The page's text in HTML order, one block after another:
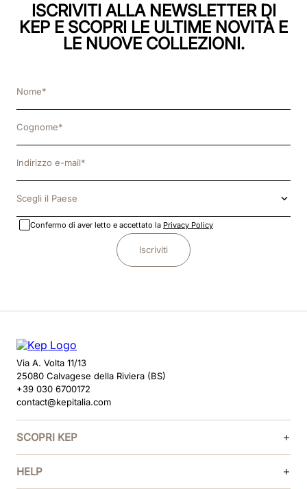
ISCRIVITI ALLA NEWSLETTER DI
KEP E SCOPRI LE ULTIME NOVITÀ E
LE NUOVE COLLEZIONI.
Scegli il Paese
Confermo di aver letto e accettato la Privacy Policy
Iscriviti
Via A. Volta 11/13
25080 Calvagese della Riviera (BS)
+39 030 6700172
contact@kepitalia.com
SCOPRI KEP
HELP